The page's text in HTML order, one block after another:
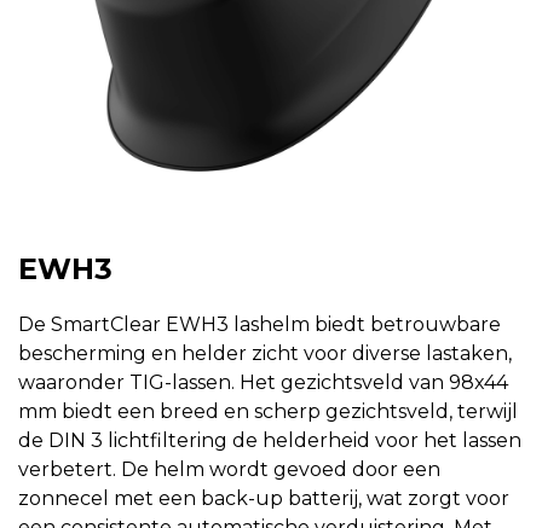
EWH3
De SmartClear EWH3 lashelm biedt betrouwbare
bescherming en helder zicht voor diverse lastaken,
waaronder TIG-lassen. Het gezichtsveld van 98x44
mm biedt een breed en scherp gezichtsveld, terwijl
de DIN 3 lichtfiltering de helderheid voor het lassen
verbetert. De helm wordt gevoed door een
zonnecel met een back-up batterij, wat zorgt voor